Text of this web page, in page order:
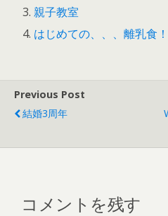
親子教室
はじめての、、、離乳食！
Previous Post
結婚3周年
コメントを残す